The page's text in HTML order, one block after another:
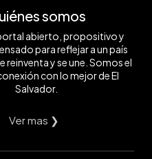
somos
abierto, propositivo y
para reflejar a un país
reinventa y se une. Somos el
con lo mejor de El
Salvador.
Ver mas ❯